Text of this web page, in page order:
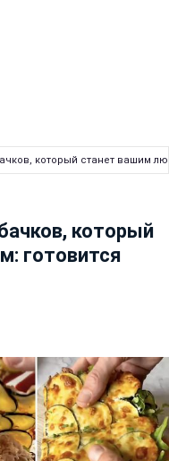
который станет вашим
который
готовится